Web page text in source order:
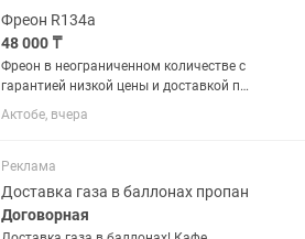
Фреон R134a
48 000 ₸
Фреон в неограниченном количестве с
гарантией низкой цены и доставкой по
Казахстану R134a, R410a, R404a, R507
Цены с учетом НДС Работаем с
Актобе, вчера
Реклама
Доставка газа в баллонах пропан
Договорная